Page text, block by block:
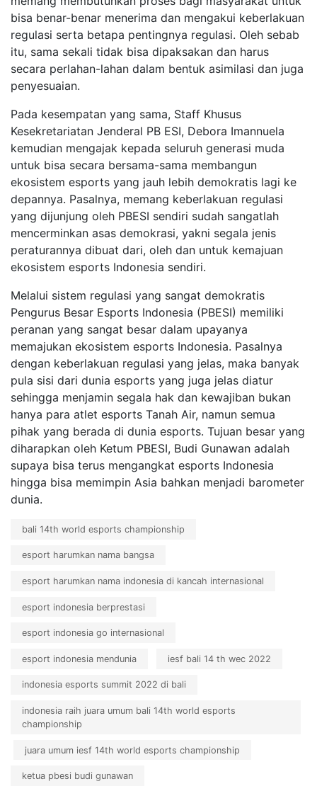
bisa benar-benar menerima dan mengakui keberlakuan
regulasi serta betapa pentingnya regulasi. Oleh sebab
itu, sama sekali tidak bisa dipaksakan dan harus
secara perlahan-lahan dalam bentuk asimilasi dan juga
penyesuaian.
Pada kesempatan yang sama, Staff Khusus
Kesekretariatan Jenderal PB ESI, Debora Imannuela
kemudian mengajak kepada seluruh generasi muda
untuk bisa secara bersama-sama membangun
ekosistem esports yang jauh lebih demokratis lagi ke
depannya. Pasalnya, memang keberlakuan regulasi
yang dijunjung oleh PBESI sendiri sudah sangatlah
mencerminkan asas demokrasi, yakni segala jenis
peraturannya dibuat dari, oleh dan untuk kemajuan
ekosistem esports Indonesia sendiri.
Melalui sistem regulasi yang sangat demokratis
Pengurus Besar Esports Indonesia (PBESI) memiliki
peranan yang sangat besar dalam upayanya
memajukan ekosistem esports Indonesia. Pasalnya
dengan keberlakuan regulasi yang jelas, maka banyak
pula sisi dari dunia esports yang juga jelas diatur
sehingga menjamin segala hak dan kewajiban bukan
hanya para atlet esports Tanah Air, namun semua
pihak yang berada di dunia esports. Tujuan besar yang
diharapkan oleh Ketum PBESI, Budi Gunawan adalah
supaya bisa terus mengangkat esports Indonesia
hingga bisa memimpin Asia bahkan menjadi barometer
dunia.
bali 14th world esports championship
esport harumkan nama bangsa
esport harumkan nama indonesia di kancah internasional
esport indonesia berprestasi
esport indonesia go internasional
esport indonesia mendunia iesf bali 14 th wec 2022
indonesia esports summit 2022 di bali
indonesia raih juara umum bali 14th world esports
championship
juara umum iesf 14th world esports championship
ketua pbesi budi gunawan